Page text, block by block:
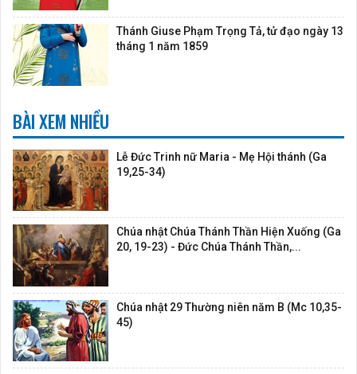
Thánh Giuse Phạm Trọng Tả, tử đạo ngày 13
tháng 1 năm 1859
BÀI XEM NHIỀU
Lễ Đức Trinh nữ Maria - Mẹ Hội thánh (Ga
19,25-34)
Chúa nhật Chúa Thánh Thần Hiện Xuống (Ga
20, 19-23) - Đức Chúa Thánh Thần,...
Chúa nhật 29 Thường niên năm B (Mc 10,35-
45)